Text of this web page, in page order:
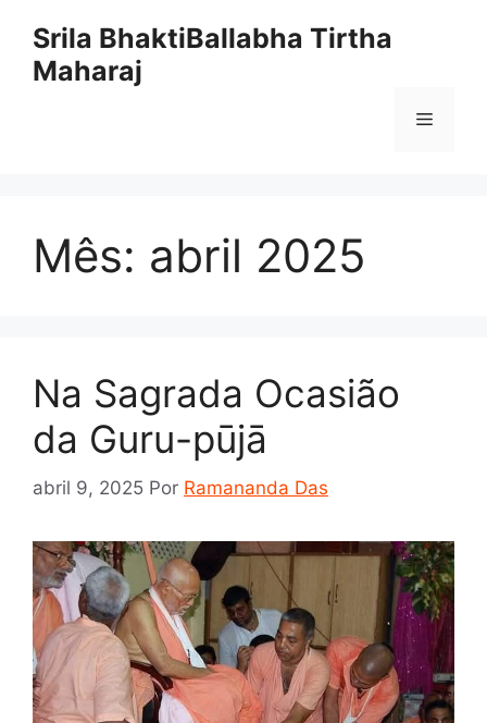
paraSrila BhaktiBallabha Tirtha
Maharaj
Menu
Mês: abril 2025
Na Sagrada Ocasião
da Guru-pūjā
abril 9, 2025 Por Ramananda Das